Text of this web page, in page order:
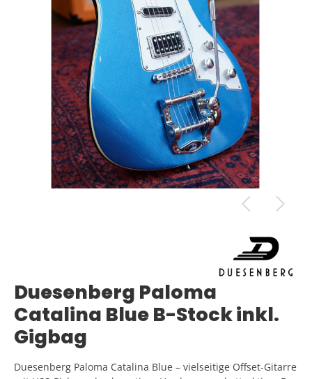
Duesenberg Paloma
Catalina Blue B-Stock inkl.
Gigbag
Duesenberg Paloma Catalina Blue – vielseitige Offset-Gitarre